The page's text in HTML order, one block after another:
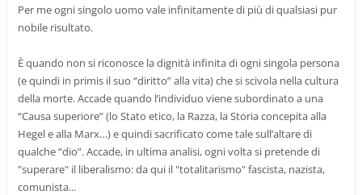
Per me ogni singolo uomo vale infinitamente di più di qualsiasi pur
nobile risultato.
È quando non si riconosce la dignità infinita di ogni singola persona
(e quindi in primis il suo “diritto” alla vita) che si scivola nella cultura
della morte. Accade quando l’individuo viene subordinato a una
“Causa superiore” (lo Stato etico, la Razza, la Storia concepita alla
Hegel e alla Marx…) e quindi sacrificato come tale sull’altare di
qualche “dio”. Accade, in ultima analisi, ogni volta si pretende di
"superare" il liberalismo: da qui il "totalitarismo" fascista, nazista,
comunista...